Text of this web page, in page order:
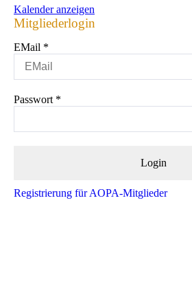
Kalender anzeigen
Mitgliederlogin
EMail *
Passwort *
Registrierung für AOPA-Mitglieder